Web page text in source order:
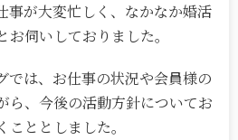
事が大変忙しく、なかなか婚活
伺いしておりました。
では、お仕事の状況や会員様の
ら、今後の活動方針についてお
ととしました。